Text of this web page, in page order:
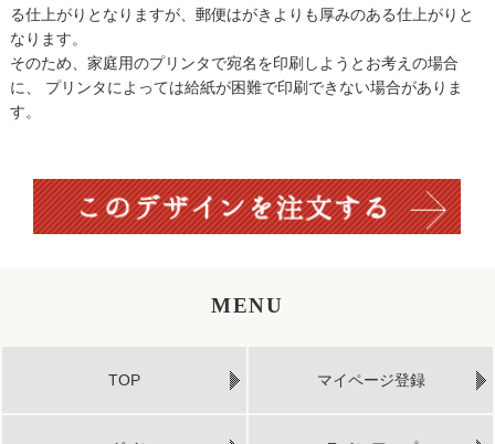
る仕上がりとなりますが、郵便はがきよりも厚みのある仕上がりと
なります。
そのため、家庭用のプリンタで宛名を印刷しようとお考えの場合
に、 プリンタによっては給紙が困難で印刷できない場合がありま
す。
MENU
TOP マイページ登録